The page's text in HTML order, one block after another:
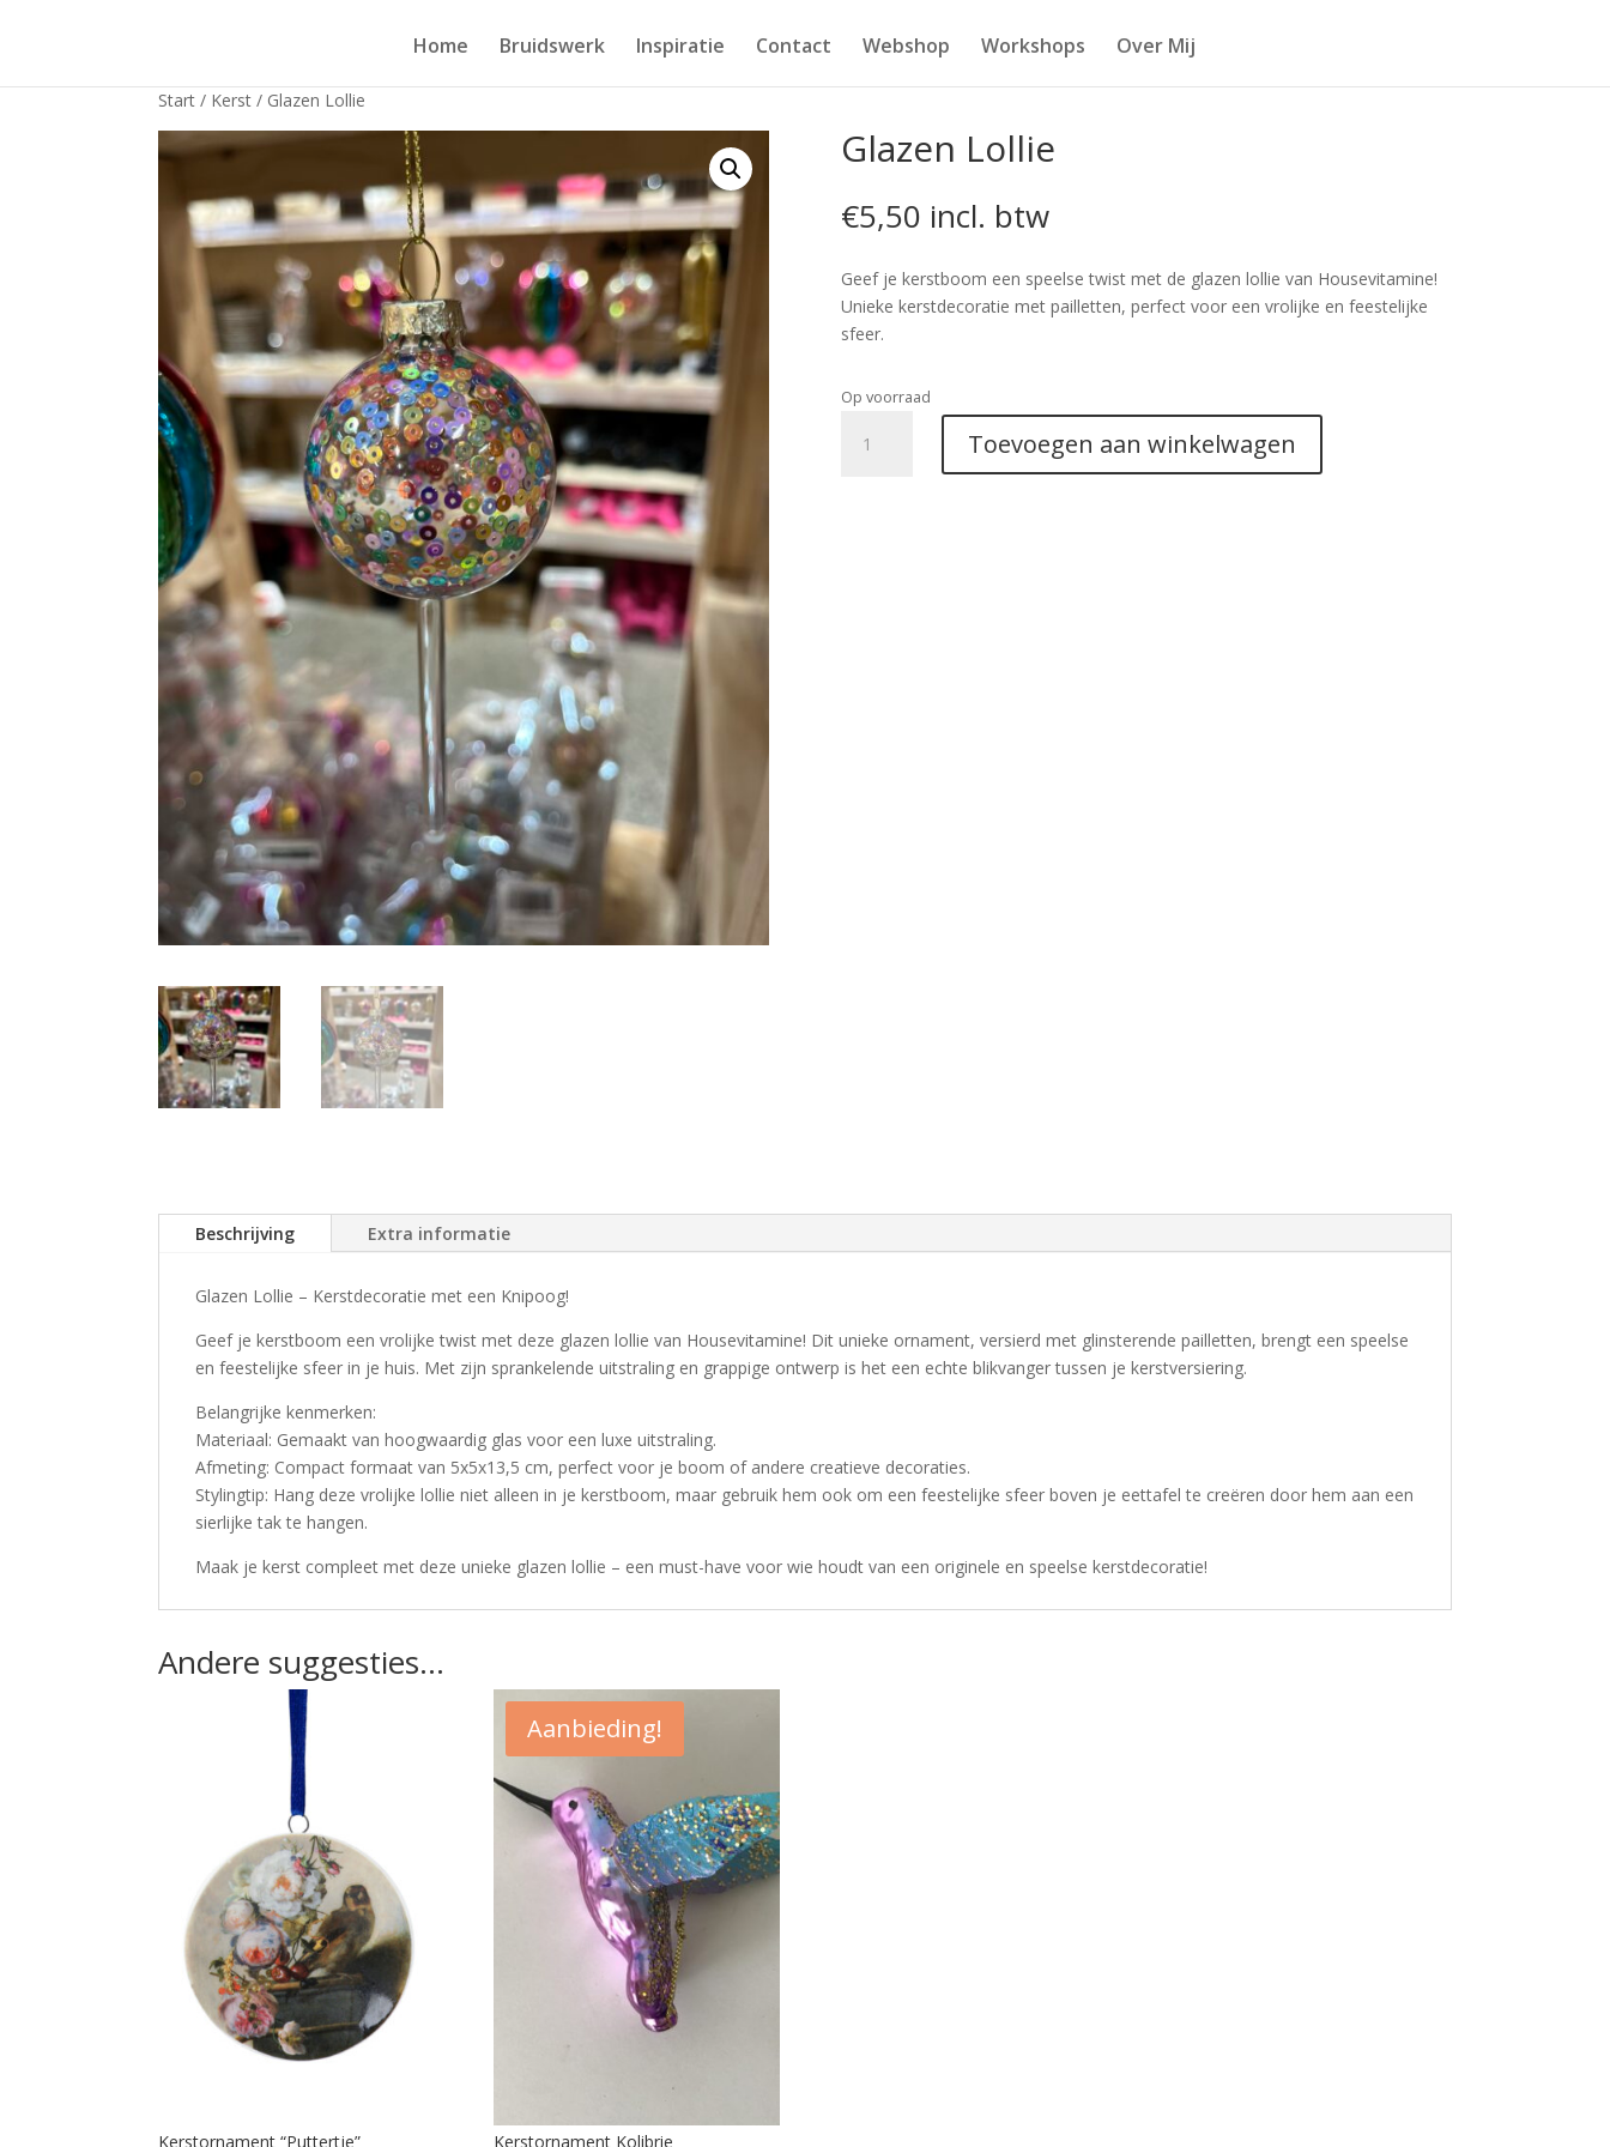
Home Bruidswerk Inspiratie Contact Webshop Workshops Over Mij
Start / Kerst / Glazen Lollie
Glazen Lollie
€5,50 incl. btw
Geef je kerstboom een speelse twist met de glazen lollie van Housevitamine!
Unieke kerstdecoratie met pailletten, perfect voor een vrolijke en feestelijke
sfeer.
Op voorraad
Lollie
Toevoegen aan winkelwagen
Beschrijving Extra informatie
Glazen Lollie – Kerstdecoratie met een Knipoog!
Geef je kerstboom een vrolijke twist met deze glazen lollie van Housevitamine! Dit unieke ornament, versierd met glinsterende pailletten, brengt een speelse
en feestelijke sfeer in je huis. Met zijn sprankelende uitstraling en grappige ontwerp is het een echte blikvanger tussen je kerstversiering.
Belangrijke kenmerken:
Materiaal: Gemaakt van hoogwaardig glas voor een luxe uitstraling.
Afmeting: Compact formaat van 5x5x13,5 cm, perfect voor je boom of andere creatieve decoraties.
Stylingtip: Hang deze vrolijke lollie niet alleen in je kerstboom, maar gebruik hem ook om een feestelijke sfeer boven je eettafel te creëren door hem aan een
sierlijke tak te hangen.
Maak je kerst compleet met deze unieke glazen lollie – een must-have voor wie houdt van een originele en speelse kerstdecoratie!
Andere suggesties…
Kerstornament “Puttertje”
Aanbieding!
Kerstornament Kolibrie